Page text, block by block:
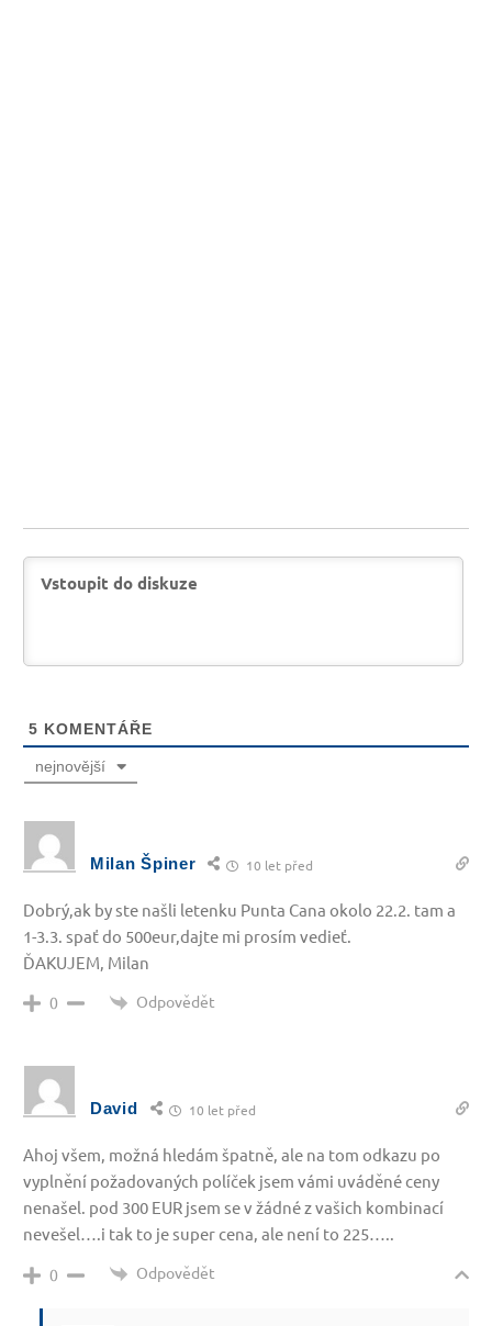
5 KOMENTÁŘE
nejnovější
Milan Špiner 10 let před
Dobrý,ak by ste našli letenku Punta Cana okolo 22.2. tam a
1-3.3. spať do 500eur,dajte mi prosím vedieť.
ĎAKUJEM, Milan
0 Odpovědět
David 10 let před
Ahoj všem, možná hledám špatně, ale na tom odkazu po
vyplnění požadovaných políček jsem vámi uváděné ceny
nenašel. pod 300 EUR jsem se v žádné z vašich kombinací
nevešel….i tak to je super cena, ale není to 225…..
0 Odpovědět